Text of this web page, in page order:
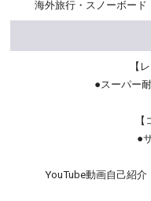
海外旅行・スノーボ
【
●スーパー
●
YouTube動画自己紹